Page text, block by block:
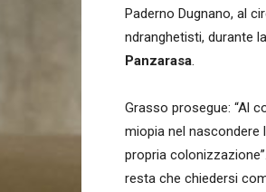
Paderno Dugnano, al
ndranghetisti, durante
Panzarasa.
Grasso prosegue: “Al
miopia nel nascondere
propria
resta che chiedersi